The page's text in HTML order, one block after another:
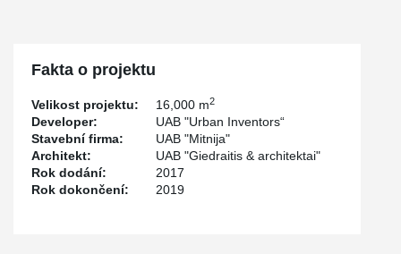
punching shear failure of slabs) and ARBOX
Fakta o projektu
Velikost projektu: 16,000 m2
Developer:
UAB "Urban Inventors“
Stavební firma:
UAB "Mitnija"
Architekt:
UAB "Giedraitis & architektai"
Rok dodání:
2017
Rok dokončení:
2019